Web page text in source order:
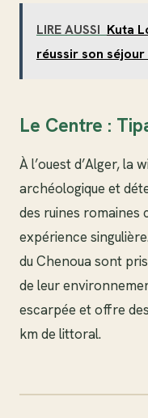
LIRE AUSSI Kuta
réussir son
Le Centre :
À l’ouest d’Alger, la
archéologique et
des ruines romaines
expérience
du Chenoua sont
de leur
escarpée et offre
km de littoral.